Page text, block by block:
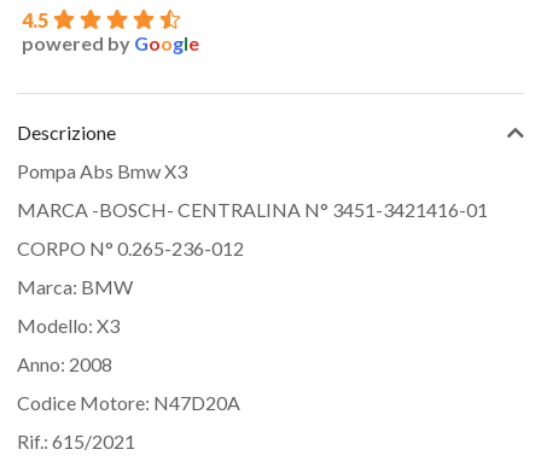
4.5
powered by Google
Descrizione
Pompa Abs Bmw X3
MARCA -BOSCH- CENTRALINA N° 3451-3421416-01
CORPO N° 0.265-236-012
Marca: BMW
Modello: X3
Anno: 2008
Codice Motore: N47D20A
Rif.: 615/2021